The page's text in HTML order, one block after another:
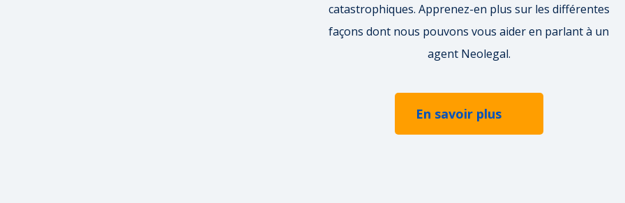
catastrophiques. Apprenez-en plus sur les différentes
façons dont nous pouvons vous aider en parlant à un
agent Neolegal.
En savoir plus